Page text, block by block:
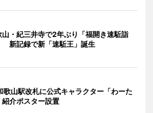
山・紀三井寺で2年ぶり「福開き速駈詣
新記録で新「速駈王」誕生
歌山駅改札に公式キャラクター「わーた
紹介ポスター設置